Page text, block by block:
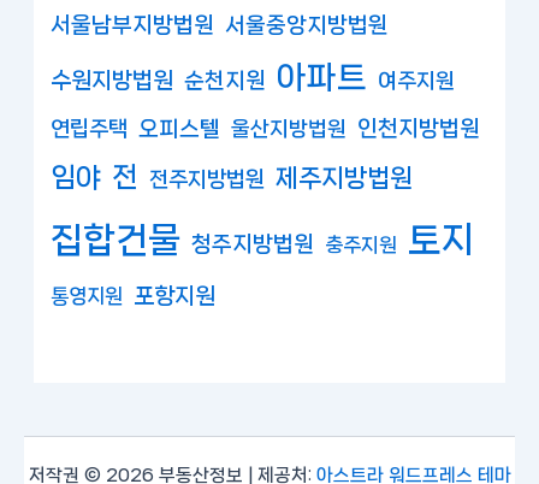
서울남부지방법원 서울중앙지방법원
수원지방법원 순천지원 아파트 여주지원
연립주택 오피스텔 울산지방법원 인천지방법원
임야 전 전주지방법원 제주지방법원
집합건물 청주지방법원 충주지원 토지
통영지원 포항지원
저작권 © 2026 부동산정보 | 제공처: 아스트라 워드프레스 테마